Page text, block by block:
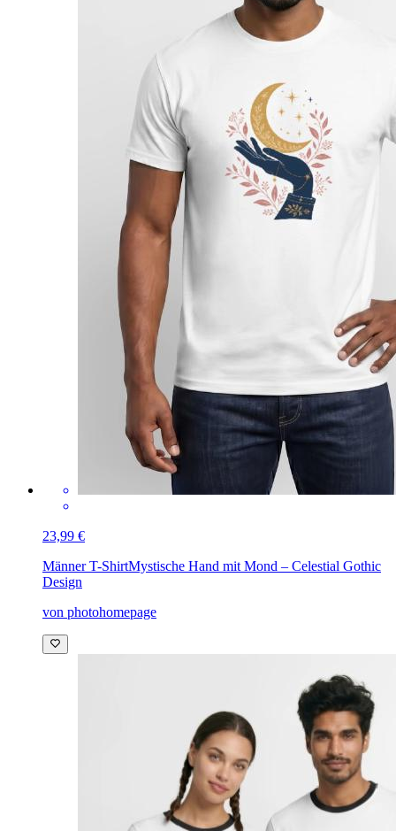
23,99 €
Männer T-ShirtMystische Hand mit Mond – Celestial Gothic
Design
von photohomepage